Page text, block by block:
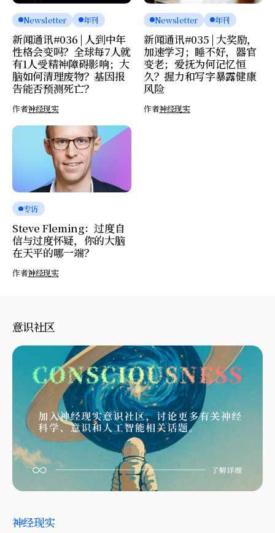
Newsletter 年刊
新闻通讯#036 | 人到中年
性格会变吗？全球每7人就
有1人受精神障碍影响；大
脑如何清理废物？基因报
告能否预测死亡？
作者神经现实
Newsletter 年刊
新闻通讯#035 | 大奖励，
加速学习；睡不好，器官
变老；爱抚为何记忆恒
久？握力和写字暴露健康
风险
作者神经现实
专访
Steve Fleming：过度自
信与过度怀疑，你的大脑
在天平的哪一端？
作者神经现实
意识社区
神经现实